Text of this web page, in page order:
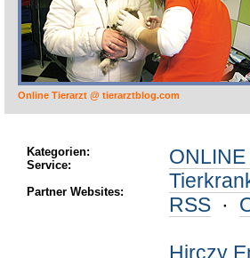
Online Tierarzt @ tierarztblog.com
Kategorien:
Service:
Partner Websites:
RSS ·
Hirczy